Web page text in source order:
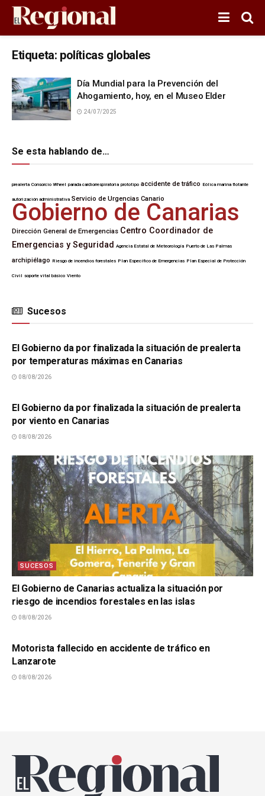
Etiqueta: políticas globales
Día Mundial para la Prevención del
Ahogamiento, hoy, en el Museo Elder
24/07/2025
Se esta hablando de…
prealerta Consorcio Wheel parada cardiorrespiratoria prototipo accidente de tráfico Eólica marina flotante
autorización administrativa Servicio de Urgencias Canario
Gobierno de Canarias
Dirección General de Emergencias Centro Coordinador de
Emergencias y Seguridad Agencia Estatal de Meteorología Puerto de Las Palmas
archipiélago Riesgo de incendios forestales Plan Específico de Emergencias Plan Especial de Protección
Civil soporte vital básico Viento
Sucesos
SUCESOS
El Gobierno da por finalizada la situación de prealerta
por temperaturas máximas en Canarias
08/08/2026
El Gobierno da por finalizada la situación de prealerta
por viento en Canarias
08/08/2026
SUCESOS
El Gobierno de Canarias actualiza la situación por
riesgo de incendios forestales en las islas
08/08/2026
Motorista fallecido en accidente de tráfico en
Lanzarote
08/08/2026